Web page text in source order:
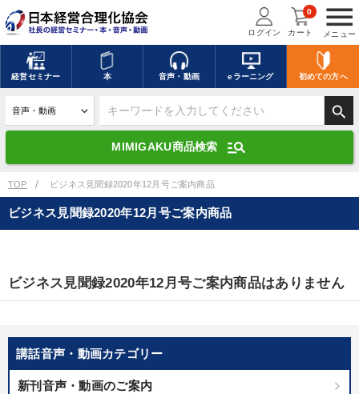
menu
メニュー
ログイン カート
0
経営セミナー 本 音声・動画 eラーニング 初めての方へ
search
MIMIGAKU商品検索 manage_search
キーワードを入力して探す
デジタル版対応のみ検索結果に表示する
search 上記の条件で検索
ます
TOP ビジネス見聞録2020年12月号ご案内商品
講話音声・動画カテゴリー
新刊音声・動画のご案内
ビジネス見聞録2020年12月号ご案内商品
ビジネス見聞録2020年12月号ご案内商品はありません